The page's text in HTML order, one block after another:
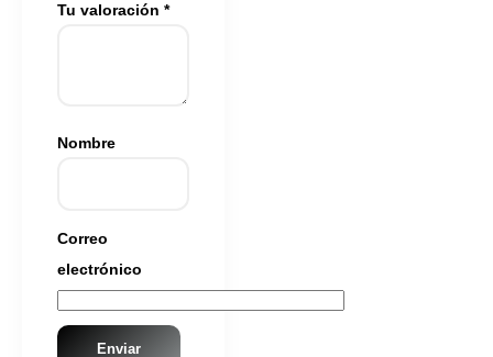
Tu valoración *
Nombre
Correo
electrónico